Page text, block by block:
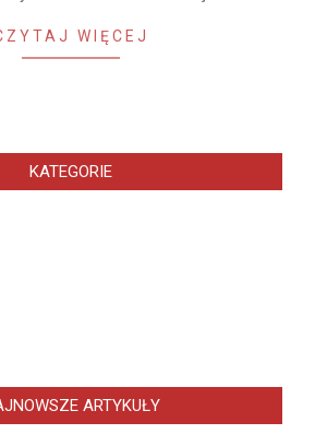
WIĘCEJ
KATEGORIE
ARTYKUŁY